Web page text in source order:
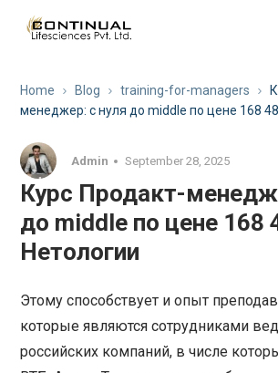
Home Blog training-for-managers
менеджер: с нуля до middle по цене 168
Admin September 28, 2025
Курс Продакт-
до middle по цене 168
Нетологии
Этому способствует и опыт
которые являются сотрудниками
российских компаний, в числе